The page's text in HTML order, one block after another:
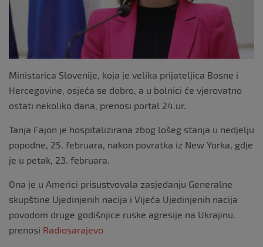
Ministarica Slovenije, koja je velika prijateljica Bosne i
Hercegovine, osjeća se dobro, a u bolnici će vjerovatno
ostati nekoliko dana, prenosi portal 24.ur.
Tanja Fajon je hospitalizirana zbog lošeg stanja u nedjelju
popodne, 25. februara, nakon povratka iz New Yorka, gdje
je u petak, 23. februara.
Ona je u Americi prisustvovala zasjedanju Generalne
skupštine Ujedinjenih nacija i Vijeća Ujedinjenih nacija
povodom druge godišnjice ruske agresije na Ukrajinu.
prenosi Radiosarajevo